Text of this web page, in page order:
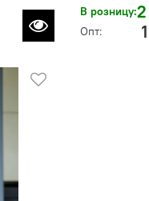
В розницу:
Опт: